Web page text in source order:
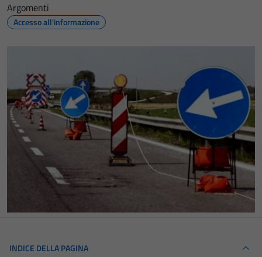
Argomenti
Accesso all'informazione
INDICE DELLA PAGINA